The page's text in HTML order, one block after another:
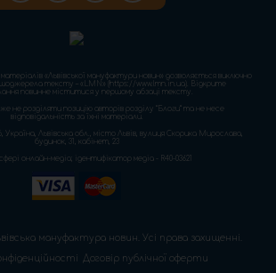
«Львівської мануфактури новин» дозволяється виключно
тексту – «LMN» (https://www.lmn.in.ua). Відкрите
повинне міститися у першому абзаці тексту.
не розділяти позицію авторів розділу “Блоги” та не несе
відповідальність за їхні матеріали.
Україна, Львівська обл., місто Львів, вулиця Скорика Мирослава,
будинок, 31, кабінет, 23
онлайн-медіа; ідентифікатор медіа - R40-03621
мануфактура новин. Усі права захищенні.
Договір публічної оферти